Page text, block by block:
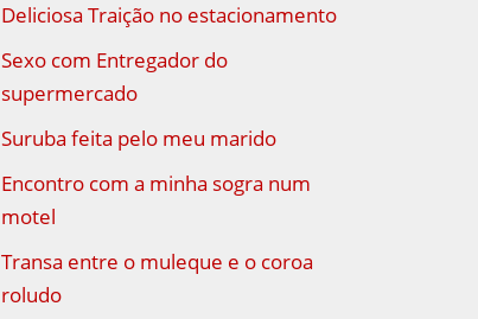
Deliciosa Traição no estacionamento
Sexo com Entregador do
supermercado
Suruba feita pelo meu marido
Encontro com a minha sogra num
motel
Transa entre o muleque e o coroa
roludo